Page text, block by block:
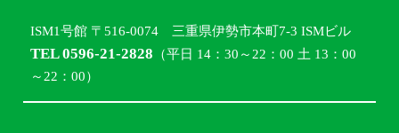
ISM1号館 〒516-0074 三重県伊勢市本町7-3 ISMビル
TEL 0596-21-2828 （平日 14：30～22：00 土 13：00
～22：00）